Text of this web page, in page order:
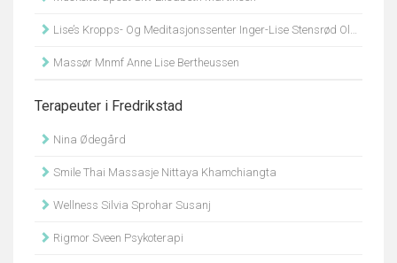
Lise’s Kropps- Og Meditasjonssenter Inger-Lise Stensrød Olsen
Massør Mnmf Anne Lise Bertheussen
Terapeuter i Fredrikstad
Nina Ødegård
Smile Thai Massasje Nittaya Khamchiangta
Wellness Silvia Sprohar Susanj
Rigmor Sveen Psykoterapi